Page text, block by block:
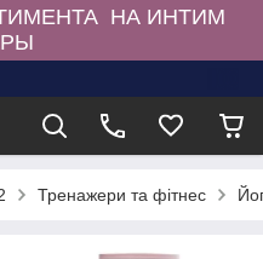
НА ИНТИМ
Тренажери та фітнес